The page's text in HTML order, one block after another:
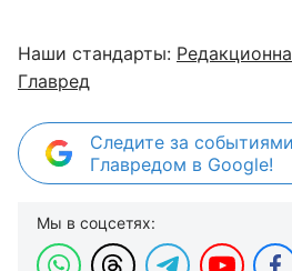
Наши стандарты:
Главред
Следите за
Главредом в Google!
Мы в соцсетях: